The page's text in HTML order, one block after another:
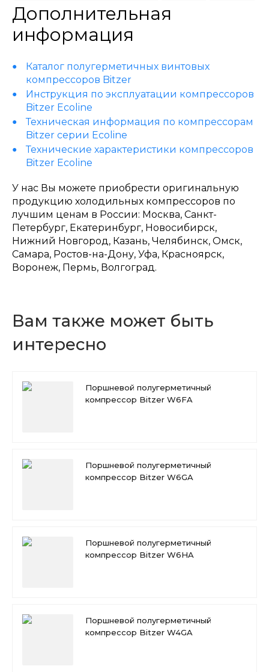
Дополнительная
информация
Каталог полугерметичных винтовых
компрессоров Bitzer
Инструкция по эксплуатации компрессоров
Bitzer Ecoline
Техническая информация по компрессорам
Bitzer серии Ecoline
Технические характеристики компрессоров
Bitzer Ecoline
У нас Вы можете приобрести оригинальную
продукцию холодильных компрессоров по
лучшим ценам в России: Москва, Санкт-
Петербург, Екатеринбург, Новосибирск,
Нижний Новгород, Казань, Челябинск, Омск,
Самара, Ростов-на-Дону, Уфа, Красноярск,
Воронеж, Пермь, Волгоград.
Вам также может быть
интересно
Поршневой полугерметичный
компрессор Bitzer W6FA
Поршневой полугерметичный
компрессор Bitzer W6GA
Поршневой полугерметичный
компрессор Bitzer W6HA
Поршневой полугерметичный
компрессор Bitzer W4GA